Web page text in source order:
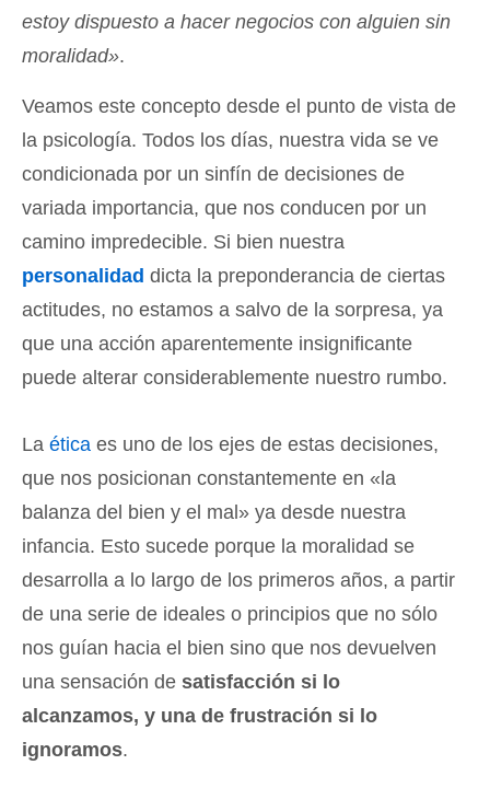
estoy dispuesto a hacer negocios con alguien sin
moralidad».
Veamos este concepto desde el punto de vista de
la psicología. Todos los días, nuestra vida se ve
condicionada por un sinfín de decisiones de
variada importancia, que nos conducen por un
camino impredecible. Si bien nuestra
personalidad dicta la preponderancia de ciertas
actitudes, no estamos a salvo de la sorpresa, ya
que una acción aparentemente insignificante
puede alterar considerablemente nuestro rumbo.
La ética es uno de los ejes de estas decisiones,
que nos posicionan constantemente en «la
balanza del bien y el mal» ya desde nuestra
infancia. Esto sucede porque la moralidad se
desarrolla a lo largo de los primeros años, a partir
de una serie de ideales o principios que no sólo
nos guían hacia el bien sino que nos devuelven
una sensación de satisfacción si lo
alcanzamos, y una de frustración si lo
ignoramos.